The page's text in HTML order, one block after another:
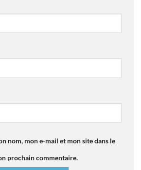
nom, mon e-mail et mon site dans le
prochain commentaire.